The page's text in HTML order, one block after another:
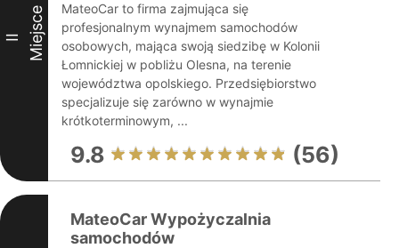
II Miejsce
MateoCar to firma zajmująca się
profesjonalnym wynajmem samochodów
osobowych, mająca swoją siedzibę w Kolonii
Łomnickiej w pobliżu Olesna, na terenie
województwa opolskiego. Przedsiębiorstwo
specjalizuje się zarówno w wynajmie
krótkoterminowym, ...
9.8 (56)
MateoCar Wypożyczalnia
samochodów